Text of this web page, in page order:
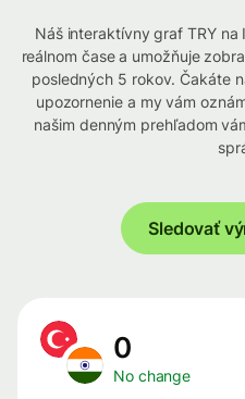
Náš interaktívny graf TRY
reálnom čase a umožňuje
posledných 5 rokov. Čakáte
upozornenie a my vám
našim denným prehľadom
Sledovať
0
No change